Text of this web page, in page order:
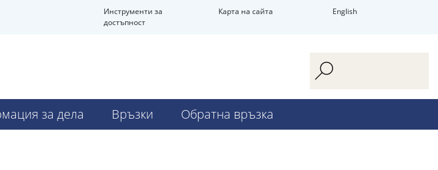
Инструменти за
достъпност
Карта на сайта English
за дела Връзки Обратна връзка